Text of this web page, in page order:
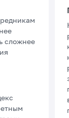
сложнее